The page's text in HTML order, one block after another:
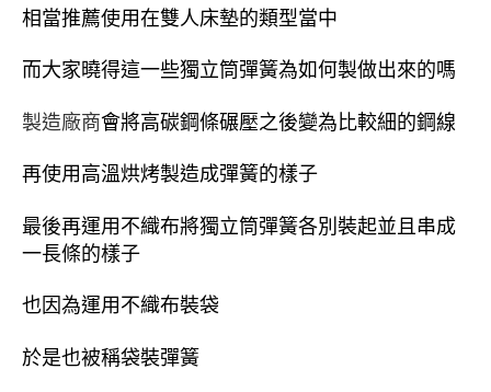
相當推薦使用在雙人床墊的類型當中
而大家曉得這一些獨立筒彈簧為如何製做出來的嗎
製造廠商會將高碳鋼條碾壓之後變為比較細的鋼線
再使用高溫烘烤製造成彈簧的樣子
最後再運用不織布將獨立筒彈簧各別裝起並且串成
一長條的樣子
也因為運用不織布裝袋
於是也被稱袋裝彈簧